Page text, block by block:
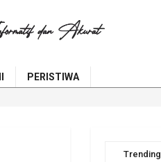
PERISTIWA
Trending